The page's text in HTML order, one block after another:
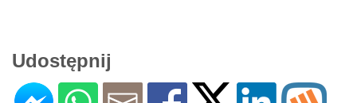
Udostępnij